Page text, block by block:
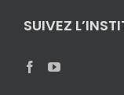
SUIVEZ